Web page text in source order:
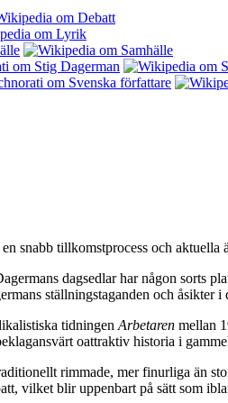
snabb tillkomstprocess och
dagsedlar har någon sorts
ställningstaganden och
tidningen Arbetaren mellan
oattraktiv historia i
rimmade, mer finurliga än
vilket blir uppenbart på sätt som